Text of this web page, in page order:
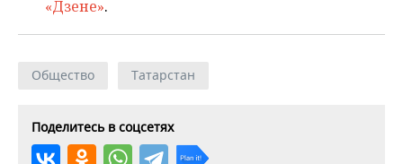
«Дзене».
Общество Татарстан
Поделитесь в соцсетях